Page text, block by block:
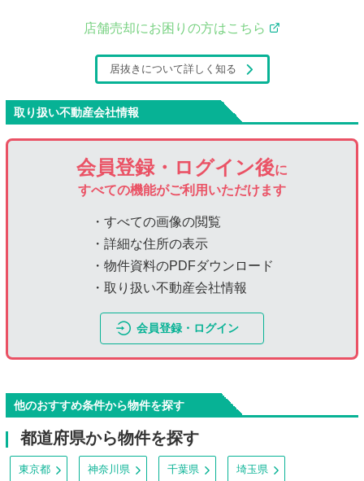
店舗売却にお困りの方はこちら
居抜きについて詳しく知る
取り扱い不動産会社情報
会員登録・ログイン後に
すべての機能がご利用いただけます
・すべての画像の閲覧
・詳細な住所の表示
・物件資料のPDFダウンロード
・取り扱い不動産会社情報
会員登録・ログイン
他のおすすめ条件から物件を探す
都道府県から物件を探す
東京都 神奈川県 千葉県 埼玉県